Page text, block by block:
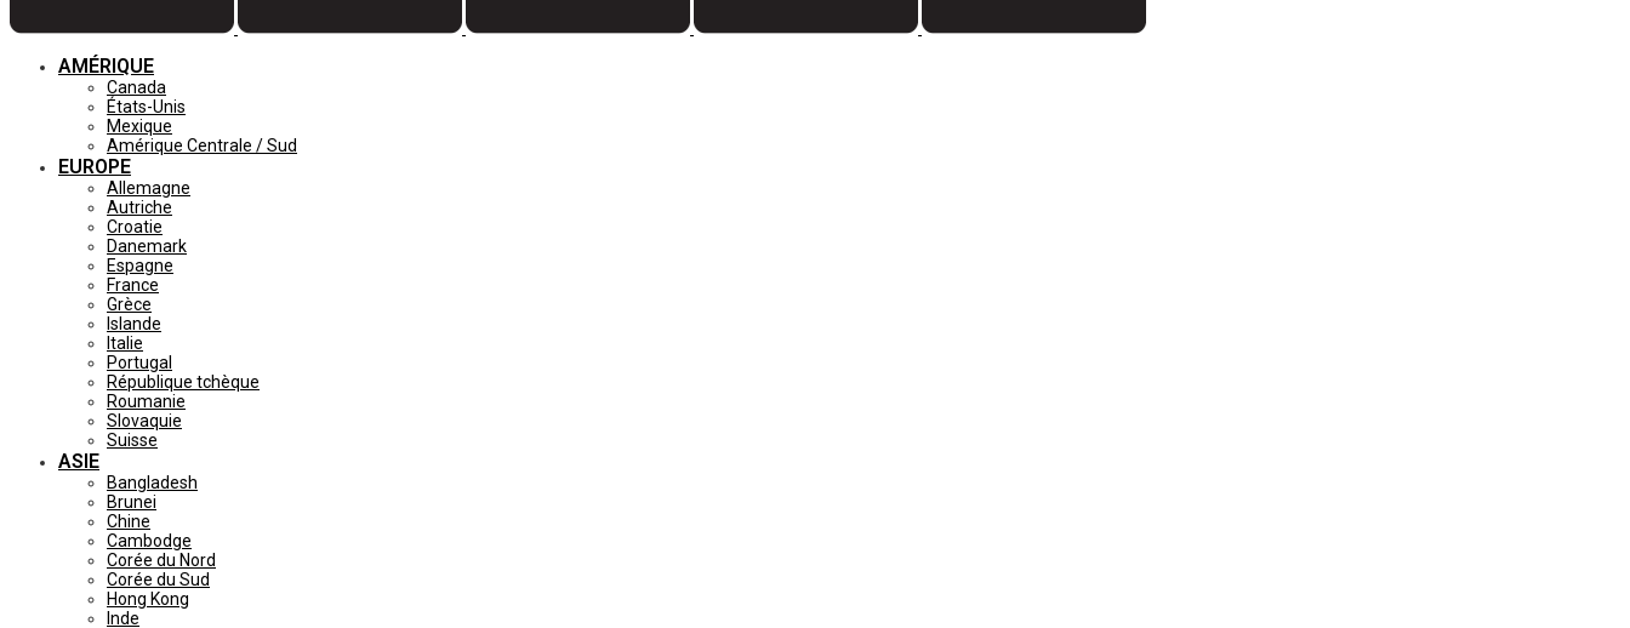
AMÉRIQUE
Canada
États-Unis
Mexique
Amérique Centrale / Sud
EUROPE
Allemagne
Autriche
Croatie
Danemark
Espagne
France
Grèce
Islande
Italie
Portugal
République tchèque
Roumanie
Slovaquie
Suisse
ASIE
Bangladesh
Brunei
Chine
Cambodge
Corée du Nord
Corée du Sud
Hong Kong
Inde